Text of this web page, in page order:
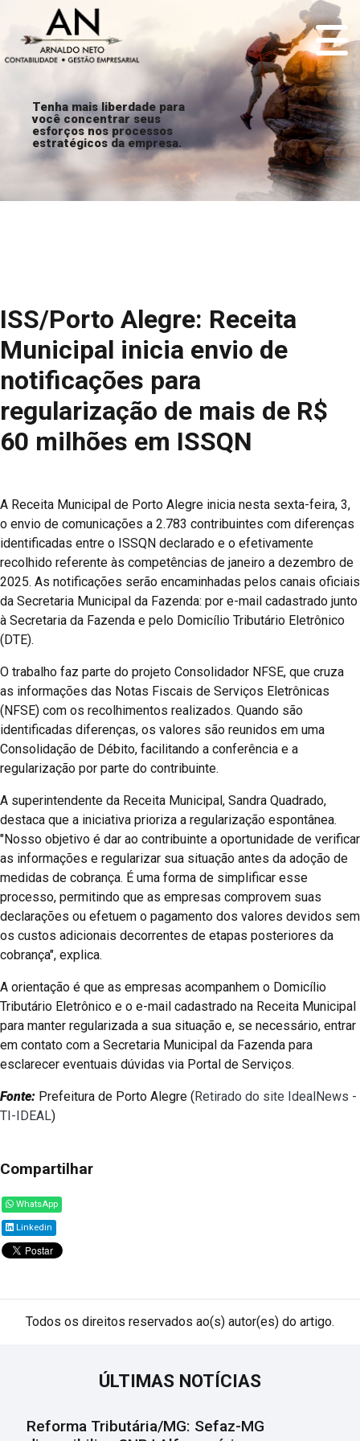
Tenha mais liberdade para
você concentrar seus
esforços nos processos
estratégicos da empresa.
ISS/Porto Alegre: Receita
Municipal inicia envio de
notificações para
regularização de mais de R$
60 milhões em ISSQN
A Receita Municipal de Porto Alegre inicia nesta sexta-feira, 3,
o envio de comunicações a 2.783 contribuintes com diferenças
identificadas entre o ISSQN declarado e o efetivamente
recolhido referente às competências de janeiro a dezembro de
2025. As notificações serão encaminhadas pelos canais oficiais
da Secretaria Municipal da Fazenda: por e-mail cadastrado junto
à Secretaria da Fazenda e pelo Domicílio Tributário Eletrônico
(DTE).
O trabalho faz parte do projeto Consolidador NFSE, que cruza
as informações das Notas Fiscais de Serviços Eletrônicas
(NFSE) com os recolhimentos realizados. Quando são
identificadas diferenças, os valores são reunidos em uma
Consolidação de Débito, facilitando a conferência e a
regularização por parte do contribuinte.
A superintendente da Receita Municipal, Sandra Quadrado,
destaca que a iniciativa prioriza a regularização espontânea.
"Nosso objetivo é dar ao contribuinte a oportunidade de verificar
as informações e regularizar sua situação antes da adoção de
medidas de cobrança. É uma forma de simplificar esse
processo, permitindo que as empresas comprovem suas
declarações ou efetuem o pagamento dos valores devidos sem
os custos adicionais decorrentes de etapas posteriores da
cobrança", explica.
A orientação é que as empresas acompanhem o Domicílio
Tributário Eletrônico e o e-mail cadastrado na Receita Municipal
para manter regularizada a sua situação e, se necessário, entrar
em contato com a Secretaria Municipal da Fazenda para
esclarecer eventuais dúvidas via Portal de Serviços.
Fonte: Prefeitura de Porto Alegre (Retirado do site IdealNews -
TI-IDEAL)
Compartilhar
WhatsApp
Linkedin
Todos os direitos reservados ao(s) autor(es) do artigo.
ÚLTIMAS NOTÍCIAS
Reforma Tributária/MG: Sefaz-MG